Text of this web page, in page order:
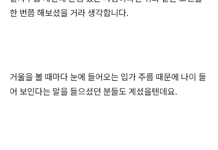
한 번쯤 해보셨을 거라 생각합니다.
거울을 볼 때마다 눈에 들어오는 입가 주름 때문에 나이 들
어 보인다는 말을 들으셨던 분들도 계셨을텐데요.